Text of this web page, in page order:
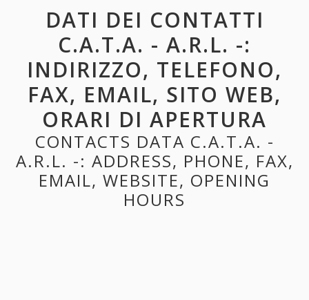
DATI DEI CONTATTI
C.A.T.A. - A.R.L. -:
INDIRIZZO, TELEFONO,
FAX, EMAIL, SITO WEB,
ORARI DI APERTURA
CONTACTS DATA C.A.T.A. -
A.R.L. -: ADDRESS, PHONE, FAX,
EMAIL, WEBSITE, OPENING
HOURS